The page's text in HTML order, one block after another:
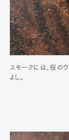
スモークには、桜の
よし。